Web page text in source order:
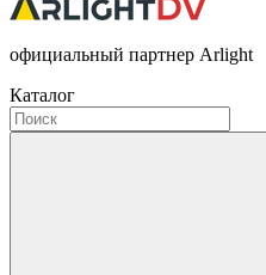
официальный партнер Arlight
Каталог